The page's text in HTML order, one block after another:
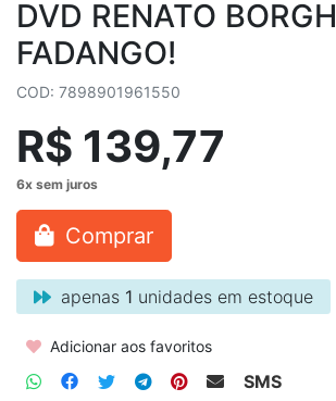
DVD RENATO
FADANGO!
COD: 7898901961550
R$ 139,77
Comprar
apenas 1 unidades em estoque
Adicionar aos favoritos
SMS